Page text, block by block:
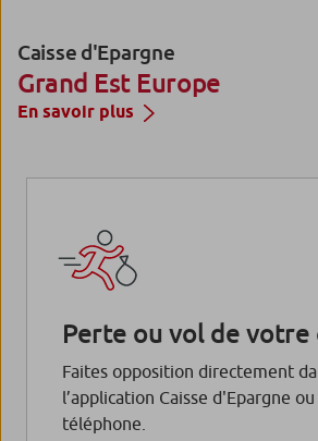
Caisse d'Epargne
Grand Est Europe
En savoir plus
Perte ou vol de votre
Faites opposition directement
l’application Caisse d'Epargne
téléphone.